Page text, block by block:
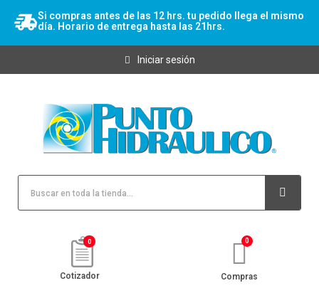
Si compras antes de las 12 hrs. tu pedido llega el mismo
día. Horario de entrega hasta las 21hrs.
Iniciar sesión
0
Cotizador Compras